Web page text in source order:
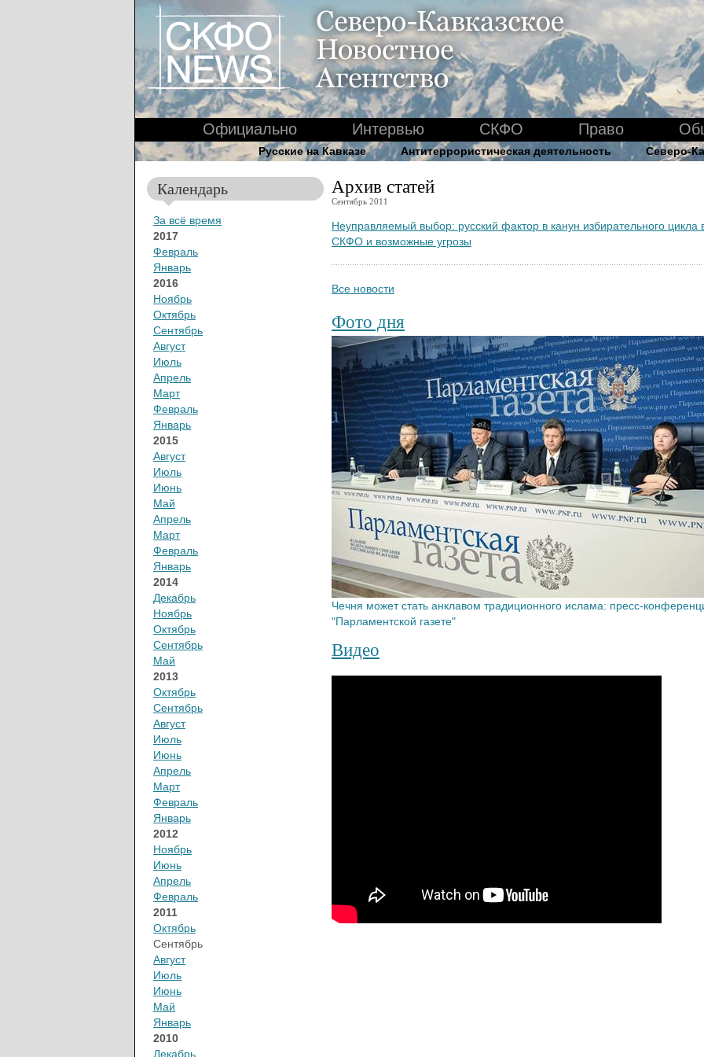
Официально Интервью СКФО Право
Русские на Кавказе Антитеррористическая деятельность Северо-
Календарь
За всё время
2017
Февраль
Январь
2016
Ноябрь
Октябрь
Сентябрь
Август
Июль
Апрель
Март
Февраль
Январь
2015
Август
Июль
Июнь
Май
Апрель
Март
Февраль
Январь
2014
Декабрь
Ноябрь
Октябрь
Сентябрь
Май
2013
Октябрь
Сентябрь
Август
Июль
Июнь
Апрель
Март
Февраль
Январь
2012
Ноябрь
Июнь
Апрель
Февраль
2011
Октябрь
Сентябрь
Август
Июль
Июнь
Май
Январь
2010
Декабрь
Архив статей
Сентябрь 2011
Неуправляемый выбор: русский фактор в канун избирательного цикла
СКФО и возможные угрозы
Все новости
Фото дня
Чечня может стать анклавом традиционного ислама: пресс-
"Парламентской газете"
Видео